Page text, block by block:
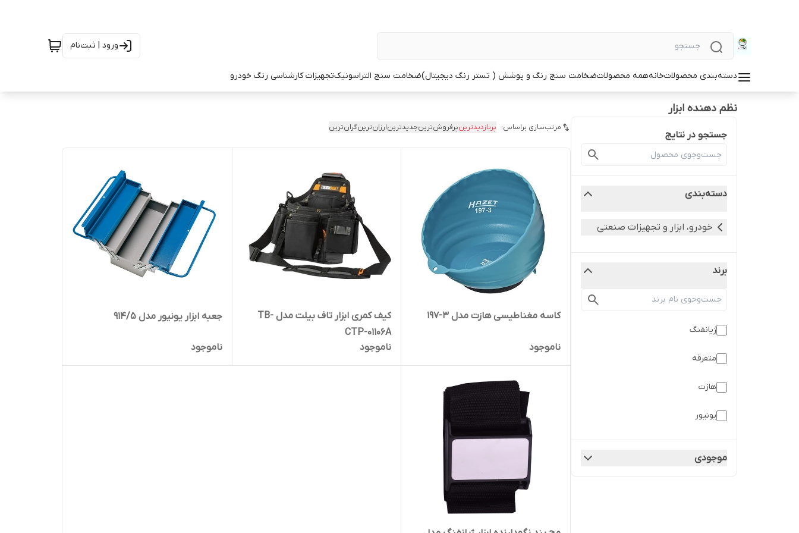
ورود | ثبت‌نام
دسته‌بندی محصولاتخانههمه محصولاتضخامت سنج رنگ و پوشش ( تستر رنگ دیجیتال)ضخامت سنج التراسونیکتجهیزات کارشناسی رنگ خودرو
نظم دهنده ابزار
جستجو در نتایج
دسته‌بندی
خودرو، ابزار و تجهیزات صنعتی
برند
ژیانفنگ
متفرقه
هازت
یونیور
موجودی
مرتب‌سازی براساس: پربازدیدترینپرفروش‌ترینجدیدترینارزان‌ترینگران‌ترین
کاسه مغناطیسی هازت مدل 3-197
ناموجود
کیف کمری ابزار تاف بیلت مدل TB-
CTP-01106A
ناموجود
جعبه ابزار یونیور مدل 914/5
ناموجود